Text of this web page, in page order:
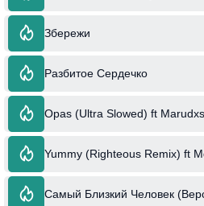
Збережи
Разбитое Сердечко
Opas (Ultra Slowed) ft
Yummy (Righteous Remix) ft
Самый Близкий Человек